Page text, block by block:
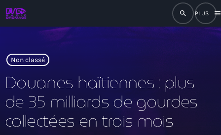
search
menu
close
play_arrow RADIO DROMAGE
Non classé
Douanes haïtiennes : plus
de 35 milliards de gourdes
collectées en trois mois